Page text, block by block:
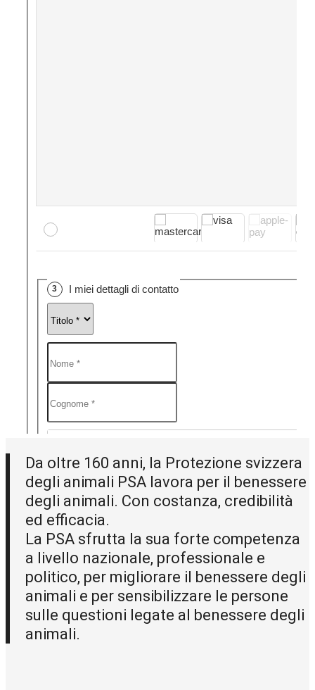
Da oltre 160 anni, la Protezione svizzera
degli animali PSA lavora per il benessere
degli animali. Con costanza, credibilità
ed efficacia.
La PSA sfrutta la sua forte competenza
a livello nazionale, professionale e
politico, per migliorare il benessere degli
animali e per sensibilizzare le persone
sulle questioni legate al benessere degli
animali.